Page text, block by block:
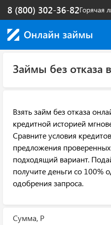
Горячая
8 (800) 302-36-82
Займы без отказа
Взять займ без отказа
кредитной историей
Сравните условия
предложения
подходящий вариант.
получите деньги со 100%
одобрения запроса.
Сумма, Р